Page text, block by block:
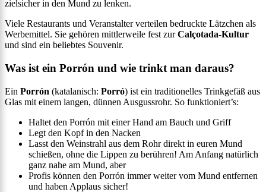
zielsicher in den Mund zu lenken.
Viele Restaurants und Veranstalter verteilen bedruckte Lätzchen als
Werbemittel. Sie gehören mittlerweile fest zurCalçotada-Kultur
und sind ein beliebtes Souvenir.
Was ist ein Porrón und wie trinkt man daraus?
Ein Porrón (katalanisch: Porró) ist ein traditionelles Trinkgefäß aus
Glas mit einem langen, dünnen Ausgussrohr. So funktioniert’s:
Haltet den Porrón mit einer Hand am Bauch und Griff
Legt den Kopf in den Nacken
Lasst den Weinstrahl aus dem Rohr direkt in euren Mund
schießen, ohne die Lippen zu berühren! Am Anfang natürlich
ganz nahe am Mund, aber
Profis können den Porrón immer weiter vom Mund entfernen
und haben Applaus sicher!